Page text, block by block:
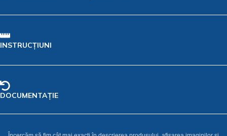
INSTRUCȚIUNI
DOCUMENTAȚIE